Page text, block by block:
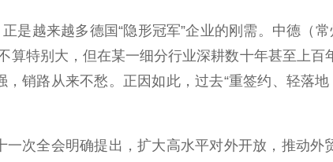
越来越多德国“隐形冠军”企业的刚需。中德（
算特别大，但在某一细分行业深耕数十年甚至上
，销路从来不愁。正因如此，过去“重签约、轻落
全会明确提出，扩大高水平对外开放，推动外